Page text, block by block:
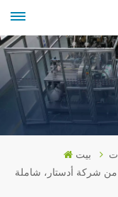
بيت
من شركة أدستار، شاملة